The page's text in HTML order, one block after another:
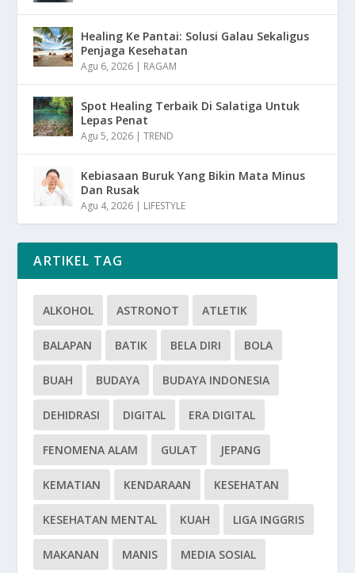
Healing Ke Pantai: Solusi Galau Sekaligus
Penjaga Kesehatan
Agu 6, 2026 | RAGAM
Spot Healing Terbaik Di Salatiga Untuk
Lepas Penat
Agu 5, 2026 |TREND
Kebiasaan Buruk Yang Bikin Mata Minus
Dan Rusak
Agu 4, 2026 | LIFESTYLE
ARTIKEL TAG
ALKOHOL ASTRONOT ATLETIK
BALAPAN BATIK BELA DIRI BOLA
BUAH BUDAYA BUDAYA INDONESIA
DEHIDRASI DIGITAL ERA DIGITAL
FENOMENA ALAM GULAT JEPANG
KEMATIAN KENDARAAN KESEHATAN
KESEHATAN MENTAL KUAH LIGA INGGRIS
MAKANAN MANIS MEDIA SOSIAL